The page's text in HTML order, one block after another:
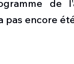
de
pas encore